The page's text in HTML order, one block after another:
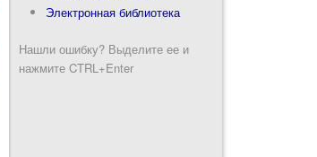
Электронная библиотека
Нашли ошибку? Выделите ее и
нажмите CTRL+Enter